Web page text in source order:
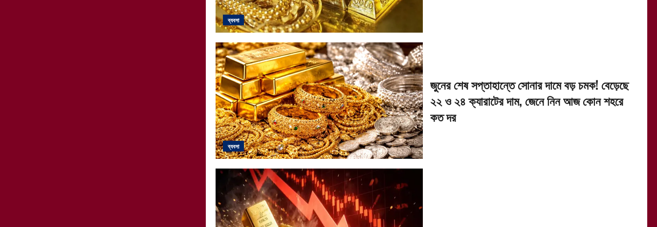
ব্যবসা
ব্যবসা
জুনের শেষ সপ্তাহান্তে সোনার দামে বড় চমক! বেড়েছে
২২ ও ২৪ ক্যারাটের দাম, জেনে নিন আজ কোন শহরে
কত দর